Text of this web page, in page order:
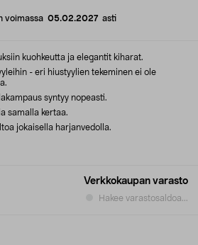
voimassa 05.02.2027asti
Verkkokaupan varasto
Hakee varastosaldoa...
kuohkeutta ja elegantit kiharat.
- eri hiustyylien tekeminen ei ole
syntyy nopeasti.
samalla kertaa.
jokaisella harjanvedolla.